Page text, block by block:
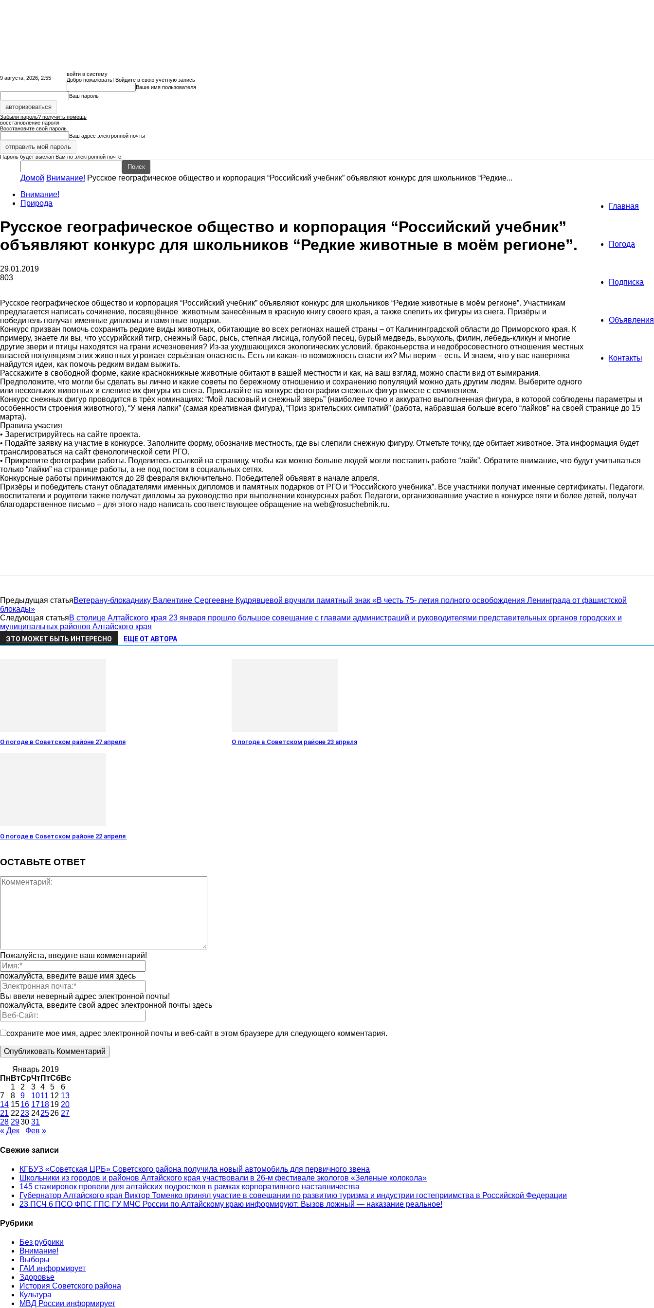
9 августа, 2026, 2:55
войти в систему
Добро пожаловать! Войдите в свою учётную запись
Ваше имя пользователя
Ваш пароль
Забыли пароль? получить помощь
восстановление пароля
Восстановите свой пароль
Ваш адрес электронной почты
Пароль будет выслан Вам по электронной почте.
газеты
вести»
|
Советский
район
края
Главная
Погода
Подписка
Объявления
Контакты
Домой Внимание! Русское географическое общество и корпорация “Российский учебник” объявляют конкурс для школьников “Редкие...
Внимание!
Природа
Русское географическое общество и корпорация “Российский учебник”
объявляют конкурс для школьников “Редкие животные в моём регионе”.
29.01.2019
803
Русское географическое общество и корпорация “Российский учебник” объявляют конкурс для школьников “Редкие животные в моём регионе”. Участникам
предлагается написать сочинение, посвящённое животным занесённым в красную книгу своего края, а также слепить их фигуры из снега. Призёры и
победитель получат именные дипломы и памятные подарки.
Конкурс призван помочь сохранить редкие виды животных, обитающие во всех регионах нашей страны – от Калининградской области до Приморского края. К
примеру, знаете ли вы, что уссурийский тигр, снежный барс, рысь, степная лисица, голубой песец, бурый медведь, выхухоль, филин, лебедь-кликун и многие
другие звери и птицы находятся на грани исчезновения? Из-за ухудшающихся экологических условий, браконьерства и недобросовестного отношения местных
властей популяциям этих животных угрожает серьёзная опасность. Есть ли какая-то возможность спасти их? Мы верим – есть. И знаем, что у вас наверняка
найдутся идеи, как помочь редким видам выжить.
Расскажите в свободной форме, какие краснокнижные животные обитают в вашей местности и как, на ваш взгляд, можно спасти вид от вымирания.
Предположите, что могли бы сделать вы лично и какие советы по бережному отношению и сохранению популяций можно дать другим людям. Выберите одного
или нескольких животных и слепите их фигуры из снега. Присылайте на конкурс фотографии снежных фигур вместе с сочинением.
Конкурс снежных фигур проводится в трёх номинациях: “Мой ласковый и снежный зверь” (наиболее точно и аккуратно выполненная фигура, в которой соблюдены параметры и
особенности строения животного), “У меня лапки” (самая креативная фигура), “Приз зрительских симпатий” (работа, набравшая больше всего “лайков” на своей странице до 15
марта).
Правила участия
• Зарегистрируйтесь на сайте проекта.
• Подайте заявку на участие в конкурсе. Заполните форму, обозначив местность, где вы слепили снежную фигуру. Отметьте точку, где обитает животное. Эта информация будет
транслироваться на сайт фенологической сети РГО.
• Прикрепите фотографии работы. Поделитесь ссылкой на страницу, чтобы как можно больше людей могли поставить работе “лайк”. Обратите внимание, что будут учитываться
только “лайки” на странице работы, а не под постом в социальных сетях.
Конкурсные работы принимаются до 28 февраля включительно. Победителей объявят в начале апреля.
Призёры и победитель станут обладателями именных дипломов и памятных подарков от РГО и “Российского учебника”. Все участники получат именные сертификаты. Педагоги,
воспитатели и родители также получат дипломы за руководство при выполнении конкурсных работ. Педагоги, организовавшие участие в конкурсе пяти и более детей, получат
благодарственное письмо – для этого надо написать соответствующее обращение на web@rosuchebnik.ru.
Предыдущая статьяВетерану-блокаднику Валентине Сергеевне Кудрявцевой вручили памятный знак «В честь 75- летия полного освобождения Ленинграда от фашистской
блокады»
Следующая статьяВ столице Алтайского края 23 января прошло большое совещание с главами администраций и руководителями представительных органов городских и
муниципальных районов Алтайского края
ЭТО МОЖЕТ БЫТЬ ИНТЕРЕСНО ЕЩЕ ОТ АВТОРА
О погоде в Советском районе 27 апреля О погоде в Советском районе 23 апреля
О погоде в Советском районе 22 апреля
ОСТАВЬТЕ ОТВЕТ
Пожалуйста, введите ваш комментарий!
пожалуйста, введите ваше имя здесь
Вы ввели неверный адрес электронной почты!
пожалуйста, введите свой адрес электронной почты здесь
сохраните мое имя, адрес электронной почты и веб-сайт в этом браузере для следующего комментария.
Январь 2019
Пн ВтСрЧтПтСбВс
1
2 3 4 5
6
7
8 9 1011 12 13
14 1516 171819 20
21 22 23 242526 27
28 2930 31
« Дек
Фев »
Свежие записи
КГБУЗ «Советская ЦРБ» Советского района получила новый автомобиль для первичного звена
Школьники из городов и районов Алтайского края участвовали в 26-м фестивале экологов «Зеленые колокола»
145 стажировок провели для алтайских подростков в рамках корпоративного наставничества
Губернатор Алтайского края Виктор Томенко принял участие в совещании по развитию туризма и индустрии гостеприимства в Российской Федерации
23 ПСЧ 6 ПСО ФПС ГПС ГУ МЧС России по Алтайскому краю информируют: Вызов ложный — наказание реальное!
Рубрики
Без рубрики
Внимание!
Выборы
ГАИ информирует
Здоровье
История Советского района
Культура
МВД России информирует